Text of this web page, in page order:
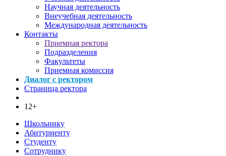
Научная деятельность
Внеучебная деятельность
Международная деятельность
Контакты
Приемная ректора
Подразделения
Факультеты
Приемная комиссия
Диалог с ректором
Страница ректора
12+
Школьнику
Абитуриенту
Студенту
Сотруднику